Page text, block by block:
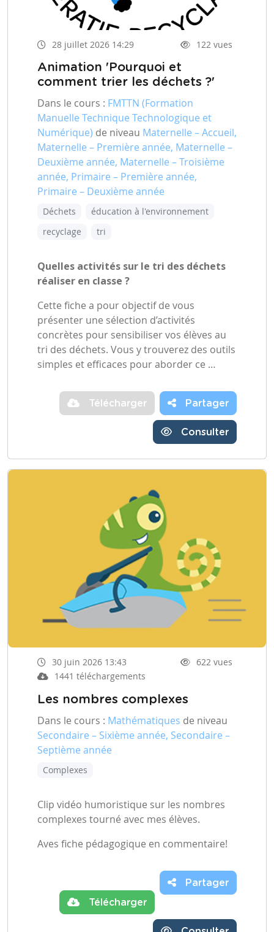
28 juillet 2026 14:29 122 vues
Animation 'Pourquoi et
comment trier les déchets ?'
Dans le cours : FMTTN (Formation
Manuelle Technique Technologique et
Numérique) de niveau Maternelle – Accueil,
Maternelle – Première année, Maternelle –
Deuxième année, Maternelle – Troisième
année, Primaire – Première année,
Primaire – Deuxième année
Déchets
éducation à l'environnement
recyclage
tri
Quelles activités sur le tri des déchets
réaliser en classe ?
Cette fiche a pour objectif de vous
présenter une sélection d’activités
concrètes pour sensibiliser vos élèves au
tri des déchets. Vous y trouverez des outils
simples et efficaces pour aborder ce …
Télécharger Partager
Consulter
30 juin 2026 13:43
622 vues
1441 téléchargements
Les nombres complexes
Dans le cours : Mathématiques de niveau
Secondaire – Sixième année, Secondaire –
Septième année
Complexes
Clip vidéo humoristique sur les nombres
complexes tourné avec mes élèves.
Aves fiche pédagogique en commentaire!
Télécharger
Partager